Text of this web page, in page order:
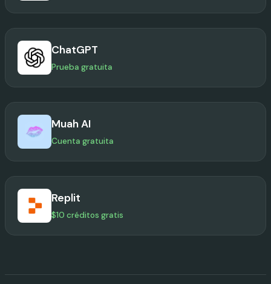
ChatGPT
Prueba gratuita
Muah AI
Cuenta gratuita
Replit
$10 créditos gratis